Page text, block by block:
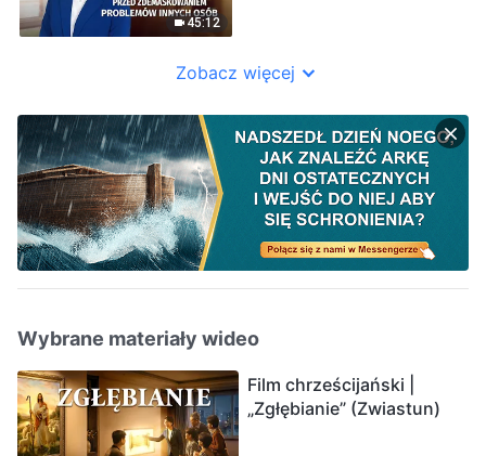
45:12
Zobacz więcej
Wybrane materiały wideo
Film chrześcijański |
„Zgłębianie” (Zwiastun)